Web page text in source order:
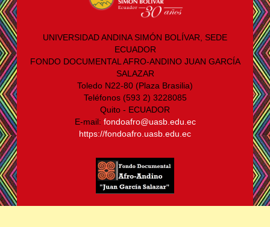
UNIVERSIDAD ANDINA SIMÓN BOLÍVAR, SEDE
ECUADOR
FONDO DOCUMENTAL AFRO-ANDINO JUAN GARCÍA
SALAZAR
Toledo N22-80 (Plaza Brasilia)
Teléfonos (593 2) 3228085
Quito - ECUADOR
E-mail: fondoafro@uasb.edu.ec
https://fondoafro.uasb.edu.ec